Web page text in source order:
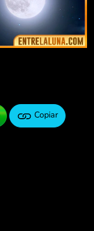
Copiar